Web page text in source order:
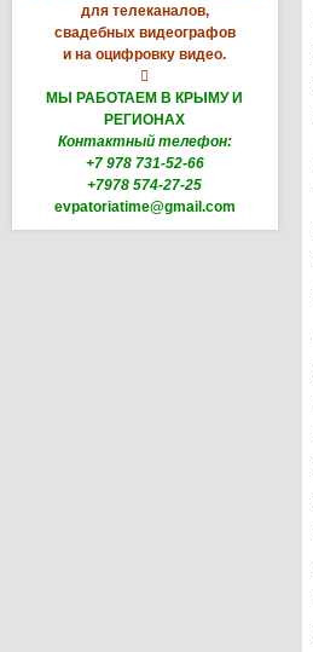
для телеканалов,
свадебных видеографов
и на оцифровку видео.

МЫ РАБОТАЕМ В КРЫМУ И
РЕГИОНАХ
Контактный телефон:
+7 978 731-52-66
+7978 574-27-25
evpatoriatime@gmail.com